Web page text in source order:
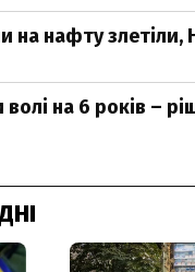
на нафту злетіли,
на 6 років –